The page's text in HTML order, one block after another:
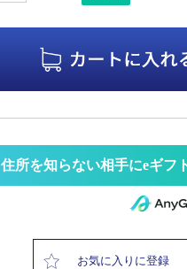
住所を知らない相手にeギフ
お気に入りに登録